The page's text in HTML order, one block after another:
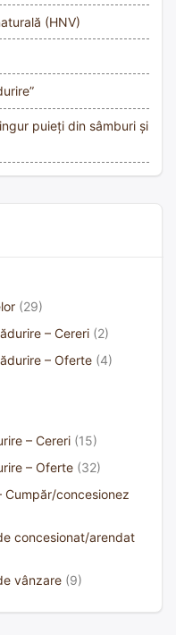
(HNV)
puieți din sâmburi și
(29)
– Cereri (2)
– Oferte (4)
– Cereri (15)
– Oferte (32)
concesionez
concesionat/arendat
vânzare (9)